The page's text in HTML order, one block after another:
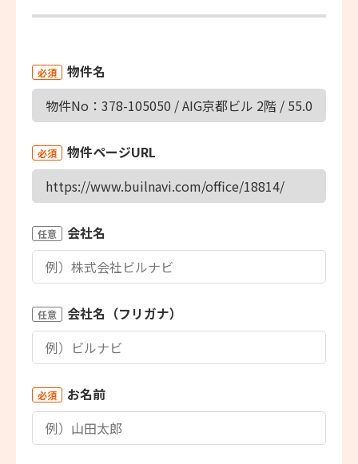
必須 物件名
必須 物件ページURL
任意 会社名
任意 会社名（フリガナ）
必須 お名前